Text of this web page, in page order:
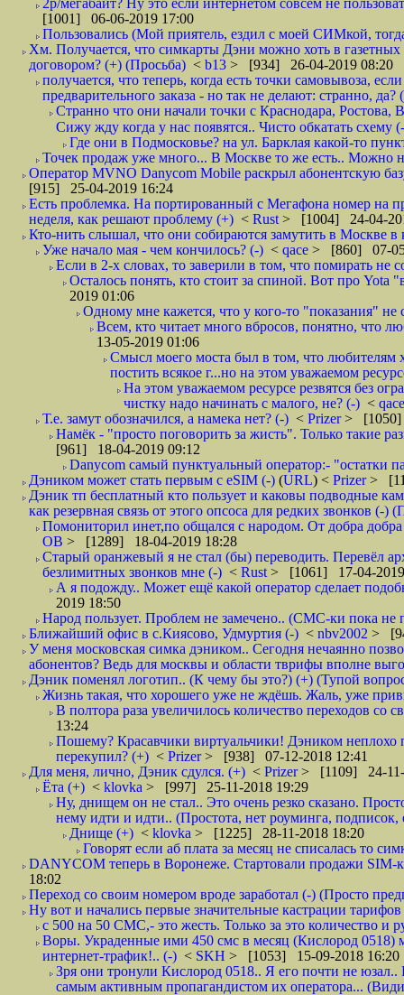
2р/мегабайт? Ну это если интернетом совсем не
[1001] 06-06-2019 17:00
Пользовались (Мой приятель, ездил с моей СИМкой,
Хм. Получается, что симкарты Дэни можно хоть в газетных
договором? (+) (Просьба) < b13 > [934] 26-04-2019 08:20
получается, что теперь, когда есть точки самовывоза,
предварительного заказа - но так не делают: странно, да?
Странно что они начали точки с Краснодара,
Сижу жду когда у нас появятся.. Чисто обкатать схему
Где они в Подмосковье? на ул. Барклая какой-то
Точек продаж уже много... В Москве то же есть.. Можно
Оператор MVNO Danycom Mobile раскрыл абонентскую
[915] 25-04-2019 16:24
Есть проблемка. На портированный с Мегафона номер на
неделя, как решают проблему (+) < Rust > [1004] 24-04-
Кто-нить слышал, что они собираются замутить в Москве в
Уже начало мая - чем кончилось? (-) < qace > [860] 07-
Если в 2-х словах, то заверили в том, что помирать не
Осталось понять, кто стоит за спиной. Вот про Yota
2019 01:06
Одному мне кажется, что у кого-то "показания" не
Всем, кто читает много вбросов, понятно, что
13-05-2019 01:06
Смысл моего моста был в том, что любителям
постить всякое г...но на этом уважаемом
На этом уважаемом ресурсе резвятся без
чистку надо начинать с малого, не? (-) <
Т.е. замут обозначился, а намека нет? (-) < Prizer> [1050]
Намёк - "просто поговорить за жисть". Только такие
[961] 18-04-2019 09:12
Danycom самый пунктуальный оператор:- "остатки
Дэником может стать первым с еSIM (-) (URL) < Prizer>
Дэник тп бесплатный кто пользует и каковы подводные
как резервная связь от этого опсоса для редких звонков (-)
Помониторил инет,по общался с народом. От добра
ОВ > [1289] 18-04-2019 18:28
Старый оранжевый я не стал (бы) переводить. Перевёл
безлимитных звонков мне (-) < Rust > [1061] 17-04-
А я подожду.. Может ещё какой оператор сделает
2019 18:50
Народ пользует. Проблем не замечено.. (СМС-ки пока
Ближайший офис в с.Киясово, Удмуртия (-) < nbv2002 >
У меня московская симка дэником.. Сегодня нечаянно
абонентов? Ведь для москвы и области тврифы вполне
Дэник поменял логотип.. (К чему бы это?) (+) (Тупой
Жизнь такая, что хорошего уже не ждёшь. Жаль, уже
В полтора раза увеличилось количество переходов
13:24
Пошему? Красавчики виртуальчики! Дэником
перекупил? (+) < Prizer> [938] 07-12-2018 12:41
Для меня, лично, Дэник сдулся. (+) < Prizer> [1109] 24-11-
Ёта (+) < klovka > [997] 25-11-2018 19:29
Ну, днищем он не стал.. Это очень резко сказано.
нему идти и идти.. (Простота, нет роуминга,
Днище (+) < klovka > [1225] 28-11-2018 18:20
Говорят если аб плата за месяц не списалась то
DANYCOM теперь в Воронеже. Стартовали продажи SIM-
18:02
Переход со своим номером вроде заработал (-) (Просто
Ну вот и начались первые значительные кастрации
с 500 на 50 СМС,- это жесть. Только за это количество и
Воры. Украденные ими 450 смс в месяц (Кислород 0518)
интернет-трафик!.. (-) < SKH > [1053] 15-09-2018 16:20
Зря они тронули Кислород 0518.. Я его почти не
самым активным пропагандистом их оператора...